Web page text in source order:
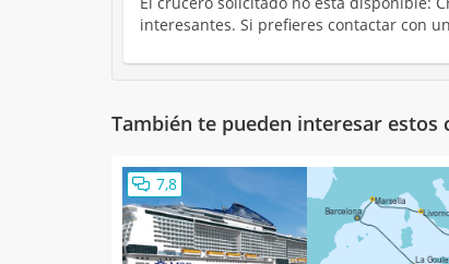
interesantes. Si prefieres contactar con
También te pueden interesar estos
7,8